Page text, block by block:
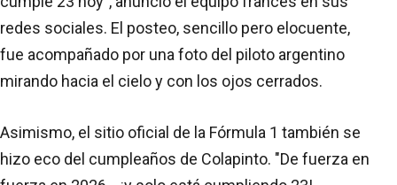
redes sociales. El posteo, sencillo pero elocuente,
fue acompañado por una foto del piloto argentino
mirando hacia el cielo y con los ojos cerrados.
Asimismo, el sitio oficial de la Fórmula 1 también se
hizo eco del cumpleaños de Colapinto. "De fuerza en